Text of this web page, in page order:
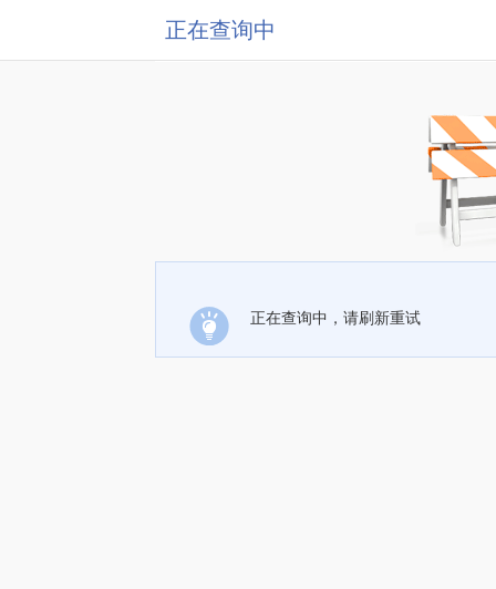
正在查询中
正在查询中，请刷新重试